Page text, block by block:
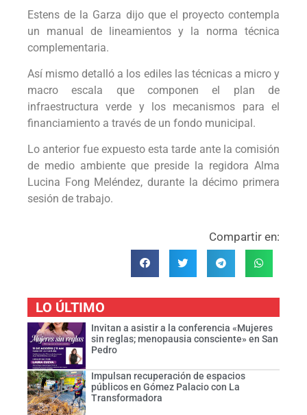
Estens de la Garza dijo que el proyecto contempla
un manual de lineamientos y la norma técnica
complementaria.
Así mismo detalló a los ediles las técnicas a micro y
macro escala que componen el plan de
infraestructura verde y los mecanismos para el
financiamiento a través de un fondo municipal.
Lo anterior fue expuesto esta tarde ante la comisión
de medio ambiente que preside la regidora Alma
Lucina Fong Meléndez, durante la décimo primera
sesión de trabajo.
Compartir en:
LO ÚLTIMO
Invitan a asistir a la conferencia «Mujeres
sin reglas; menopausia consciente» en San
Pedro
Impulsan recuperación de espacios
públicos en Gómez Palacio con La
Transformadora